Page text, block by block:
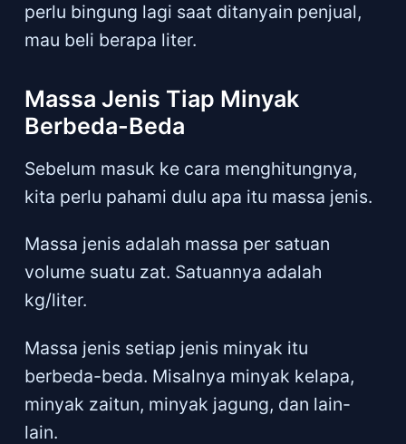
perlu bingung lagi saat ditanyain penjual,
mau beli berapa liter.
Massa Jenis Tiap Minyak
Berbeda-Beda
Sebelum masuk ke cara menghitungnya,
kita perlu pahami dulu apa itu massa jenis.
Massa jenis adalah massa per satuan
volume suatu zat. Satuannya adalah
kg/liter.
Massa jenis setiap jenis minyak itu
berbeda-beda. Misalnya minyak kelapa,
minyak zaitun, minyak jagung, dan lain-
lain.